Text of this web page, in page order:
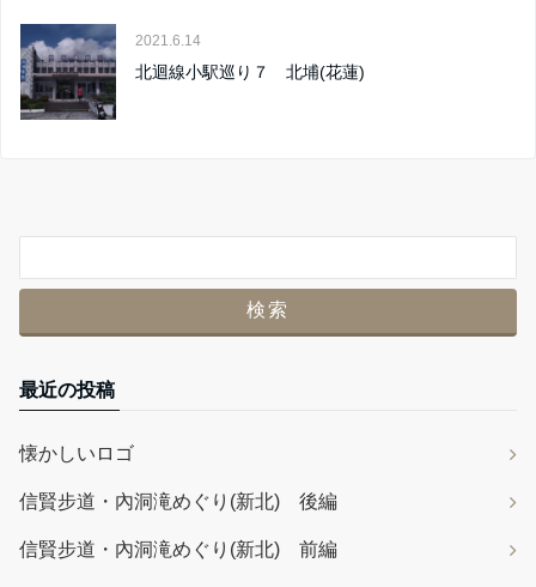
2021.6.14
北迴線小駅巡り７ 北埔(花蓮)
最近の投稿
懐かしいロゴ
信賢步道・內洞滝めぐり(新北) 後編
信賢步道・內洞滝めぐり(新北) 前編